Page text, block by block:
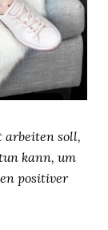
arbeiten soll,
kann, um
positiver